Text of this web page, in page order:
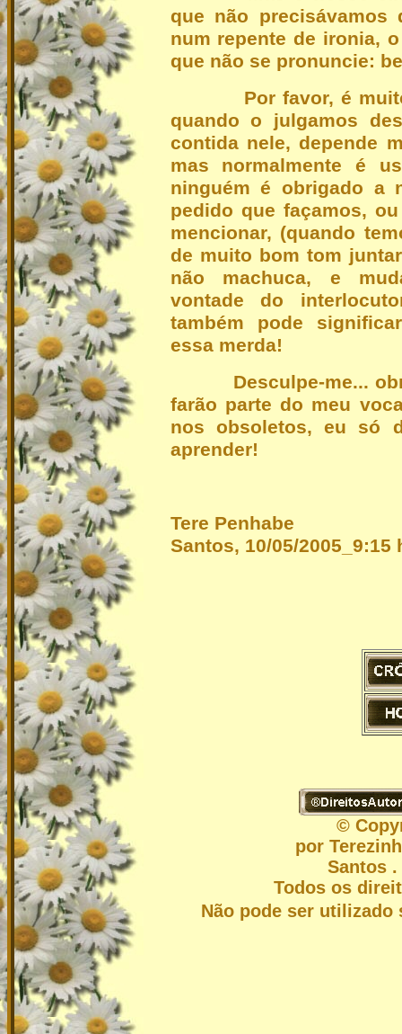
que não
num repente de ironia,
que não se pronuncie:
Por favor, é muito
quando o julgamos
contida nele, depende
mas normalmente é
ninguém é obrigado a
pedido que façamos,
mencionar, (quando
de muito bom tom
não machuca, e
vontade do
também pode
essa merda!
Desculpe-me...
farão parte do meu
nos obsoletos, eu só
aprender!
Tere Penhabe
Santos, 10/05/2005_9:15
©
por
Santos
Todos os
Não pode ser utilizado